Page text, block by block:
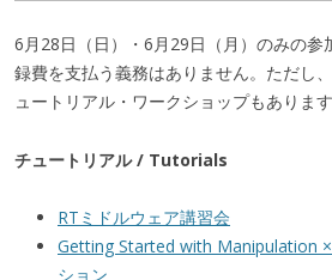
6月28日（日）・6月29日（月）のみの参
録費を支払う義務はありません。ただし
ュートリアル・ワークショップもありま
チュートリアル / Tutorials
RTミドルウェア講習会
Getting Started with Manipulation
ション